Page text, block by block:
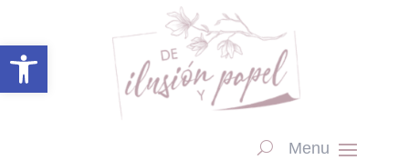
Abrir barra de herramientas